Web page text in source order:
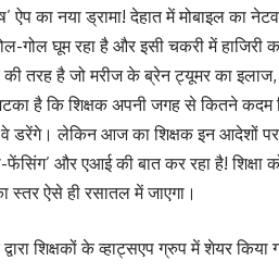
नया ड्रामा! देहात में मोबाइल का
गोल घूम रहा है और इसी चकरी में हाजिरी
तरह है जो मरीज के ब्रेन ट्यूमर का
है कि शिक्षक अपनी जगह से कितने कदम
डरेंगे। लेकिन आज का शिक्षक इन आदेशों
फेंसिंग’ और एआई की बात कर रहा है!
ऐसे ही रसातल में जाएगा।
शिक्षकों के व्हाट्सएप ग्रुप में शेयर